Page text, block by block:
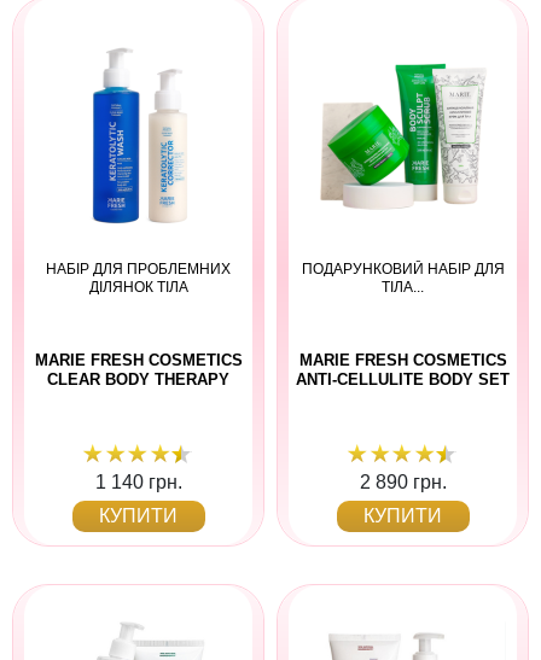
НАБІР ДЛЯ ПРОБЛЕМНИХ
ДІЛЯНОК ТІЛА
MARIE FRESH COSMETICS
CLEAR BODY THERAPY
1 140 грн.
КУПИТИ
ПОДАРУНКОВИЙ НАБІР ДЛЯ
ТІЛА...
MARIE FRESH COSMETICS
ANTI-CELLULITE BODY SET
2 890 грн.
КУПИТИ